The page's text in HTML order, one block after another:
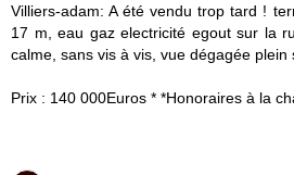
Villiers-adam: A été vendu trop tard !
17 m, eau gaz electricité egout sur la
calme, sans vis à vis, vue dégagée plein
Prix : 140 000Euros * *Honoraires à la